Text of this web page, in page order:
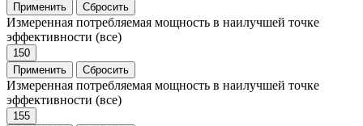
Применить
Сбросить
Измеренная потребляемая мощность в наилучшей точке
эффективности (все)
150
Применить
Сбросить
Измеренная потребляемая мощность в наилучшей точке
эффективности (все)
155